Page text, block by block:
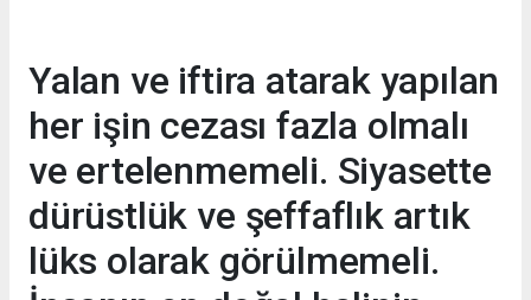
Yalan ve iftira atarak yapılan
her işin cezası fazla olmalı
ve ertelenmemeli. Siyasette
dürüstlük ve şeffaflık artık
lüks olarak görülmemeli.